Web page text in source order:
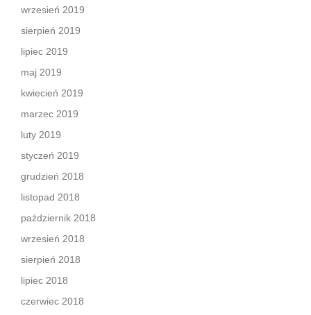
wrzesień 2019
sierpień 2019
lipiec 2019
maj 2019
kwiecień 2019
marzec 2019
luty 2019
styczeń 2019
grudzień 2018
listopad 2018
październik 2018
wrzesień 2018
sierpień 2018
lipiec 2018
czerwiec 2018